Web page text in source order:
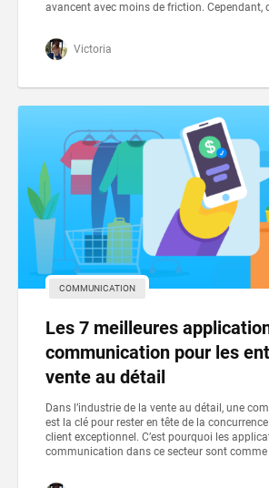
avancent avec moins de friction. Cependant,
Victoria
COMMUNICATION
Les 7 meilleures
communication pour les
vente au détail
Dans l’industrie de la vente au détail, une
est la clé pour rester en tête de la
client exceptionnel. C’est pourquoi les
communication dans ce secteur sont comme